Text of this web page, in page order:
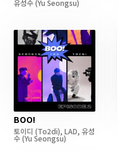
유성수(Yu Seongsu)
BOO!
토이디 (To2di), LAD, 유성
수(Yu Seongsu)